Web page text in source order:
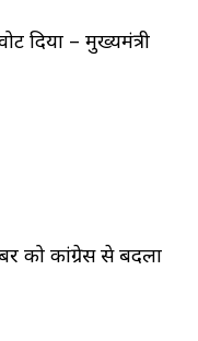
दिया – मुख्यमंत्री
को कांग्रेस से बदला